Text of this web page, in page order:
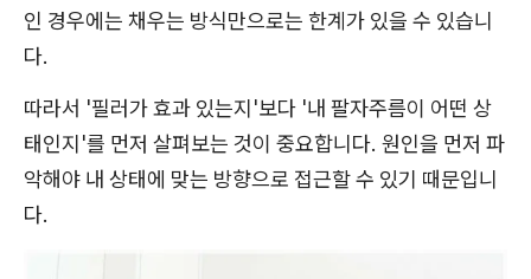
인 경우에는 채우는 방식만으로는 한계가 있을 수 있습니
다.
따라서 '필러가 효과 있는지'보다 '내 팔자주름이 어떤 상
태인지'를 먼저 살펴보는 것이 중요합니다. 원인을 먼저 파
악해야 내 상태에 맞는 방향으로 접근할 수 있기 때문입니
다.